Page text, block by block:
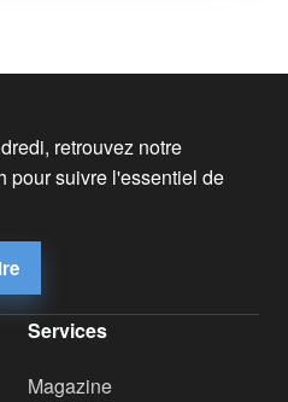
retrouvez notre
pour suivre l'essentiel de
Services
Magazine